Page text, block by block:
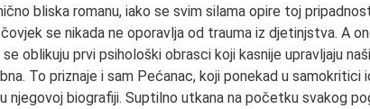
bliska romanu, iako se svim silama opire toj
se nikada ne oporavlja od trauma iz djetinjstva. A
oblikuju prvi psihološki obrasci koji kasnije upravljaju
To priznaje i sam Pećanac, koji ponekad u samokritici
njegovoj biografiji. Suptilno utkana na početku svakog